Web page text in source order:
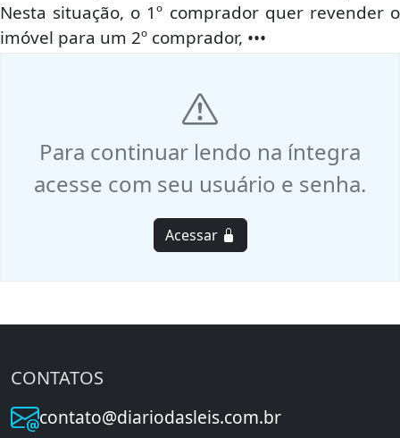
Nesta situação, o 1º comprador quer revender o
imóvel para um 2º comprador, •••
Para continuar lendo na íntegra
acesse com seu usuário e senha.
Acessar
CONTATOS
contato@diariodasleis.com.br